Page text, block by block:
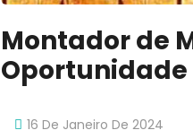
Montador de
16 De Janeiro De 2024